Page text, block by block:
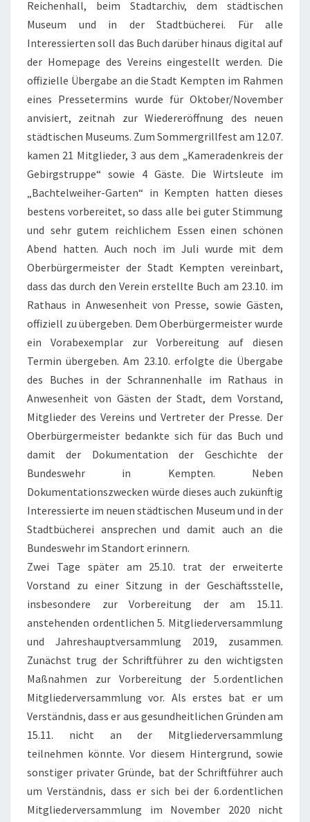
Reichenhall, beim Stadtarchiv, dem städtischen
Museum und in der Stadtbücherei. Für alle
Interessierten soll das Buch darüber hinaus digital auf
der Homepage des Vereins eingestellt werden. Die
offizielle Übergabe an die Stadt Kempten im Rahmen
eines Pressetermins wurde für Oktober/November
anvisiert, zeitnah zur Wiedereröffnung des neuen
städtischen Museums. Zum Sommergrillfest am 12.07.
kamen 21 Mitglieder, 3 aus dem „Kameradenkreis der
Gebirgstruppe“ sowie 4 Gäste. Die Wirtsleute im
„Bachtelweiher-Garten“ in Kempten hatten dieses
bestens vorbereitet, so dass alle bei guter Stimmung
und sehr gutem reichlichem Essen einen schönen
Abend hatten. Auch noch im Juli wurde mit dem
Oberbürgermeister der Stadt Kempten vereinbart,
dass das durch den Verein erstellte Buch am 23.10. im
Rathaus in Anwesenheit von Presse, sowie Gästen,
offiziell zu übergeben. Dem Oberbürgermeister wurde
ein Vorabexemplar zur Vorbereitung auf diesen
Termin übergeben. Am 23.10. erfolgte die Übergabe
des Buches in der Schrannenhalle im Rathaus in
Anwesenheit von Gästen der Stadt, dem Vorstand,
Mitglieder des Vereins und Vertreter der Presse. Der
Oberbürgermeister bedankte sich für das Buch und
damit der Dokumentation der Geschichte der
Bundeswehr in Kempten. Neben
Dokumentationszwecken würde dieses auch zukünftig
Interessierte im neuen städtischen Museum und in der
Stadtbücherei ansprechen und damit auch an die
Bundeswehr im Standort erinnern.
Zwei Tage später am 25.10. trat der erweiterte
Vorstand zu einer Sitzung in der Geschäftsstelle,
insbesondere zur Vorbereitung der am 15.11.
anstehenden ordentlichen 5. Mitgliederversammlung
und Jahreshauptversammlung 2019, zusammen.
Zunächst trug der Schriftführer zu den wichtigsten
Maßnahmen zur Vorbereitung der 5.ordentlichen
Mitgliederversammlung vor. Als erstes bat er um
Verständnis, dass er aus gesundheitlichen Gründen am
15.11. nicht an der Mitgliederversammlung
teilnehmen könnte. Vor diesem Hintergrund, sowie
sonstiger privater Gründe, bat der Schriftführer auch
um Verständnis, dass er sich bei der 6.ordentlichen
Mitgliederversammlung im November 2020 nicht